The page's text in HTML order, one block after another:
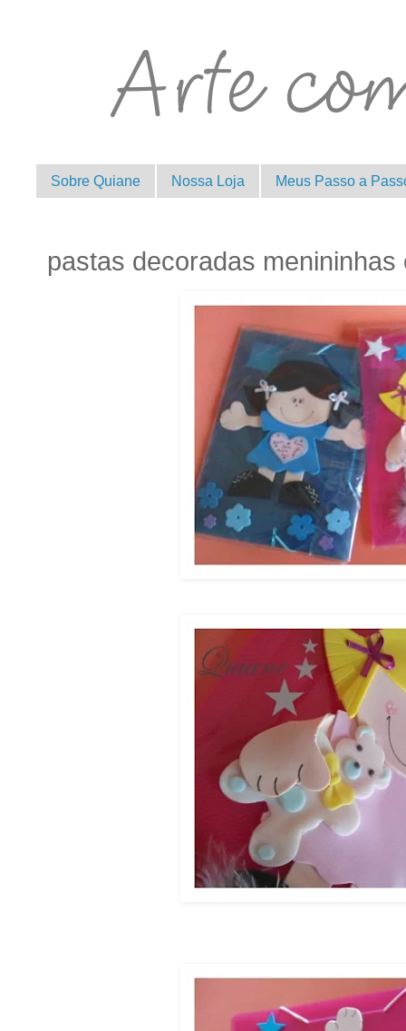
Sobre Quiane Nossa Loja Meus Passo a
pastas decoradas menininhas